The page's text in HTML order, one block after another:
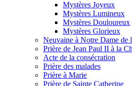
Mystères Joyeux
Mystères Lumineux
Mystères Douloureux
Mystères Glorieux
Neuvaine à Notre Dame de
Prière de Jean Paul II à la
Acte de la consécration
Prière des malades
Prière à Marie
Prière de Sainte Catherine